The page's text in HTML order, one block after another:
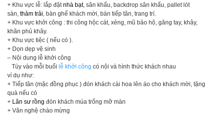
+ Khu vực lễ: lắp đặt nhà bạt, sân khấu, backdrop sân khấu, pallet lót
sàn, thảm trải , bàn ghế khách mời, bàn tiếp tân, trang trí.
+ Khu vực khởi công : thi công hộc cát, xẻng, mũ bảo hộ, găng tay, khây,
khăn phủ khây.
+ Khu vực tiệc ( nếu có ).
+ Dọn dẹp vệ sinh
– Nội dung lễ khởi công
Tùy vào mỗi buổi lễ khởi công có nội và hình thức khách nhau
ví dụ như:
+ Tiếp tân (mặc đồng phục ) đón khách cài hoa lên áo cho khách mời, tặng
quà nếu có
+ Lân sư rồng đón khách múa trống mỡ màn
+ Văn nghệ chào mừng